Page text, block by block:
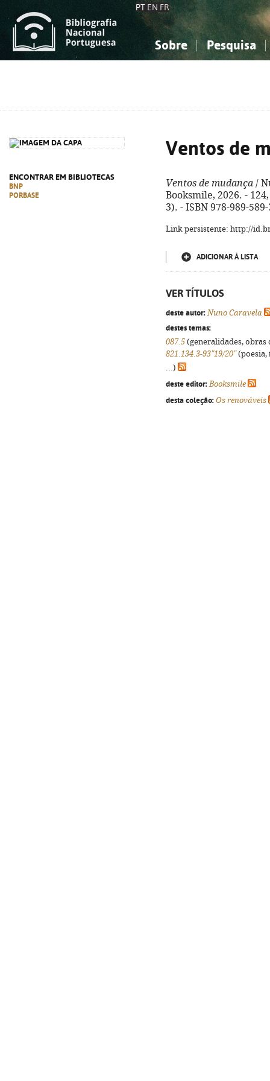
PT EN FR
Sobre Pesquisa
ENCONTRAR EM BIBLIOTECAS
BNP
PORBASE
Ventos de
Ventos de mudança /
Booksmile, 2026. -
3). - ISBN 978-989-
Link persistente: http://
ADICIONAR À LISTA
VER TÍTULOS
deste autor: Nuno Caravela
destes temas:
087.5 (generalidades,
821.134.3-93"19/20"(poesia,
...)
deste editor: Booksmile
desta coleção: Os renováveis